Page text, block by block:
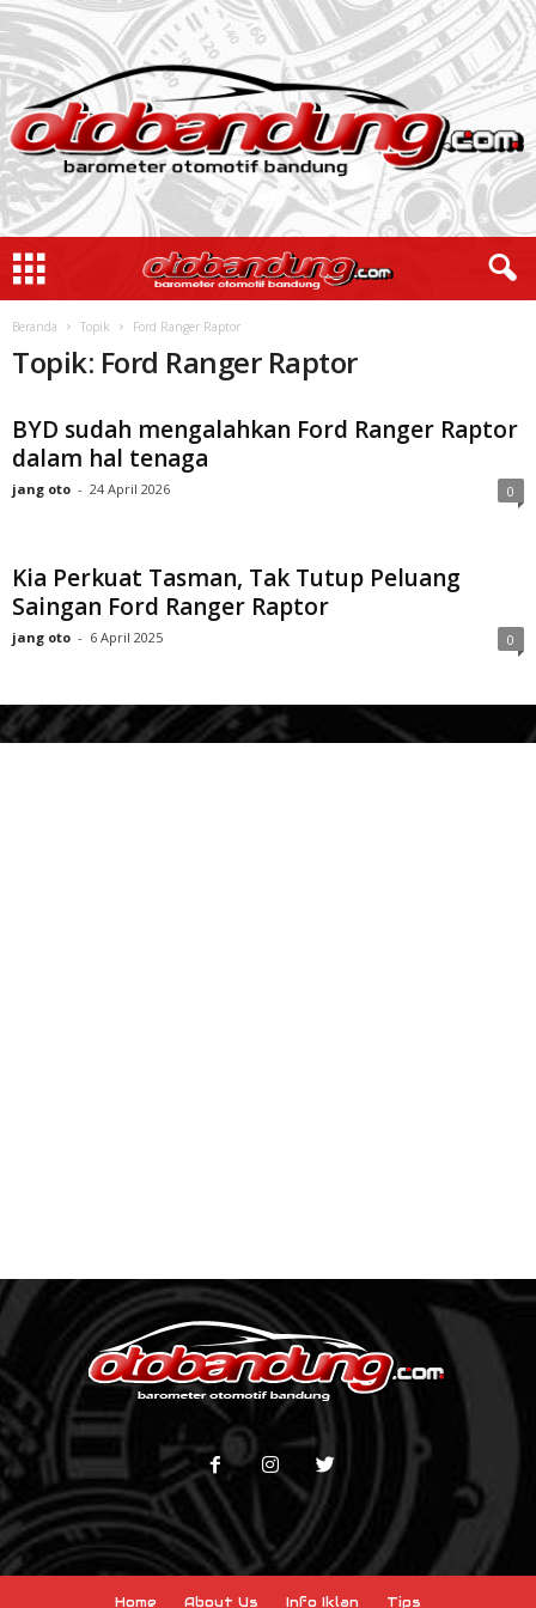
Beranda Topik Ford Ranger Raptor
Topik: Ford Ranger Raptor
BYD sudah mengalahkan Ford Ranger Raptor
dalam hal tenaga
jang oto - 24 April 2026 0
Kia Perkuat Tasman, Tak Tutup Peluang
Saingan Ford Ranger Raptor
jang oto - 6 April 2025 0
Home About Us Info Iklan Tips